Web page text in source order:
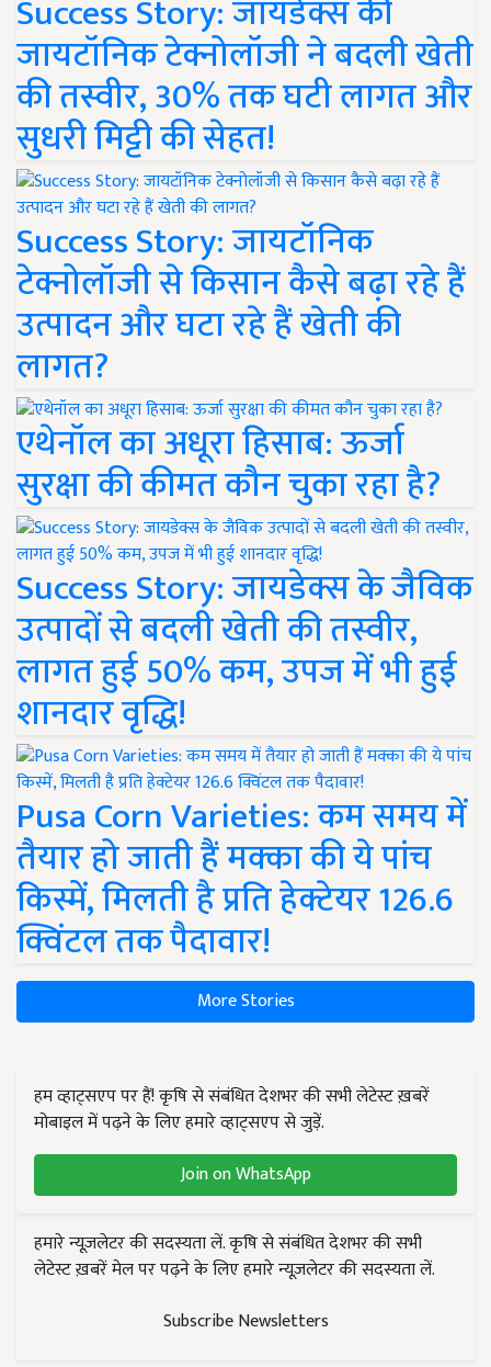
Success Story: जायडेक्स की
जायटॉनिक टेक्नोलॉजी ने बदली खेती
की तस्वीर, 30% तक घटी लागत और
सुधरी मिट्टी की सेहत!
Success Story: जायटॉनिक
टेक्नोलॉजी से किसान कैसे बढ़ा रहे हैं
उत्पादन और घटा रहे हैं खेती की
लागत?
एथेनॉल का अधूरा हिसाब: ऊर्जा
सुरक्षा की कीमत कौन चुका रहा है?
Success Story: जायडेक्स के जैविक
उत्पादों से बदली खेती की तस्वीर,
लागत हुई 50% कम, उपज में भी हुई
शानदार वृद्धि!
Pusa Corn Varieties: कम समय में
तैयार हो जाती हैं मक्का की ये पांच
किस्में, मिलती है प्रति हेक्टेयर 126.6
क्विंटल तक पैदावार!
More Stories
हम व्हाट्सएप पर हैं! कृषि से संबंधित देशभर की सभी लेटेस्ट ख़बरें
मोबाइल में पढ़ने के लिए हमारे व्हाट्सएप से जुड़ें.
Join on WhatsApp
हमारे न्यूज़लेटर की सदस्यता लें. कृषि से संबंधित देशभर की सभी
लेटेस्ट ख़बरें मेल पर पढ़ने के लिए हमारे न्यूज़लेटर की सदस्यता लें.
Subscribe Newsletters